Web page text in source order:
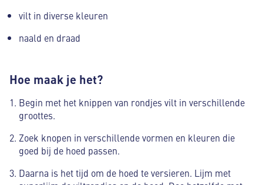
vilt in diverse kleuren
naald en draad
Hoe maak je het?
Begin met het knippen van rondjes vilt in verschillende
groottes.
Zoek knopen in verschillende vormen en kleuren die
goed bij de hoed passen.
Daarna is het tijd om de hoed te versieren. Lijm met